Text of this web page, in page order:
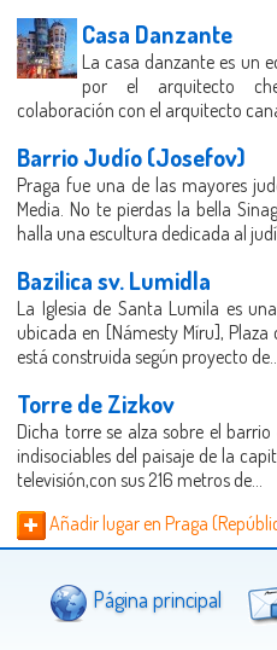
Casa Danzante
La casa danzante es un
por el arquitecto
colaboración con el arquitecto
Barrio Judío (Josefov)
Praga fue una de las mayores
Media. No te pierdas la bella
halla una escultura dedicada al
Bazilica sv. Lumidla
La Iglesia de Santa Lumila es
ubicada en [Námesty Míru],
está construida según proyecto de...
Torre de Zizkov
Dicha torre se alza sobre el
indisociables del paisaje de la
televisión,con sus 216 metros de...
Añadir lugar en Praga
Página principal